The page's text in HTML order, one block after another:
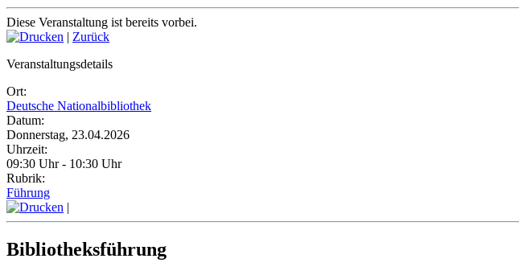
Diese Veranstaltung ist bereits vorbei.
| Zurück
Veranstaltungsdetails
Ort:
Deutsche Nationalbibliothek
Datum:
Donnerstag, 23.04.2026
Uhrzeit:
09:30 Uhr - 10:30 Uhr
Rubrik:
Führung
|
Bibliotheksführung